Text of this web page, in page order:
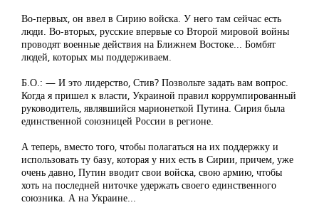
Во-первых, он ввел в Сирию войска. У него там сейчас есть
люди. Во-вторых, русские впервые со Второй мировой войны
проводят военные действия на Ближнем Востоке... Бомбят
людей, которых мы поддерживаем.
Б.О.: — И это лидерство, Стив? Позвольте задать вам вопрос.
Когда я пришел к власти, Украиной правил коррумпированный
руководитель, являвшийся марионеткой Путина. Сирия была
единственной союзницей России в регионе.
А теперь, вместо того, чтобы полагаться на их поддержку и
использовать ту базу, которая у них есть в Сирии, причем, уже
очень давно, Путин вводит свои войска, свою армию, чтобы
хоть на последней ниточке удержать своего единственного
союзника. А на Украине...